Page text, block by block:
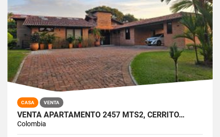
CASA VENTA
VENTA APARTAMENTO 2457 MTS2, CERRITO…
Colombia